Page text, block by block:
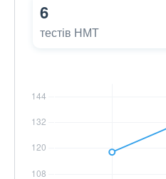
6
тестів НМТ